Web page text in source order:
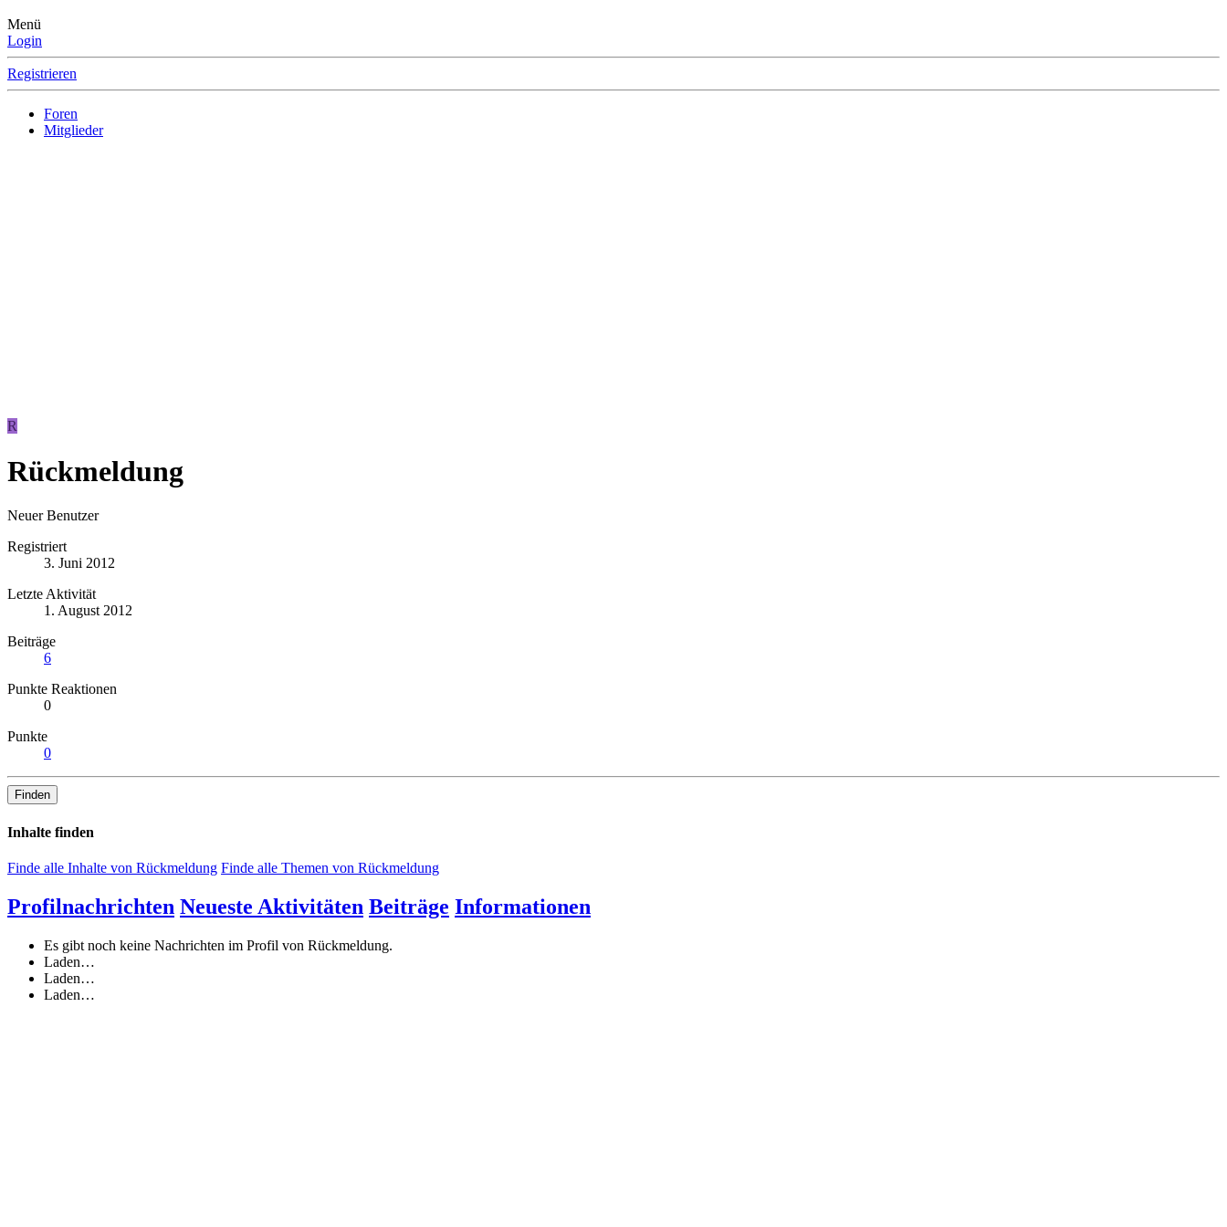
Menü
Login
Registrieren
Foren
Mitglieder
R
Rückmeldung
Neuer Benutzer
Registriert
3. Juni 2012
Letzte Aktivität
1. August 2012
Beiträge
6
Punkte Reaktionen
0
Punkte
0
Finden
Inhalte finden
Finde alle Inhalte von Rückmeldung Finde alle Themen von Rückmeldung
Profilnachrichten Neueste Aktivitäten Beiträge Informationen
Es gibt noch keine Nachrichten im Profil von Rückmeldung.
Laden…
Laden…
Laden…